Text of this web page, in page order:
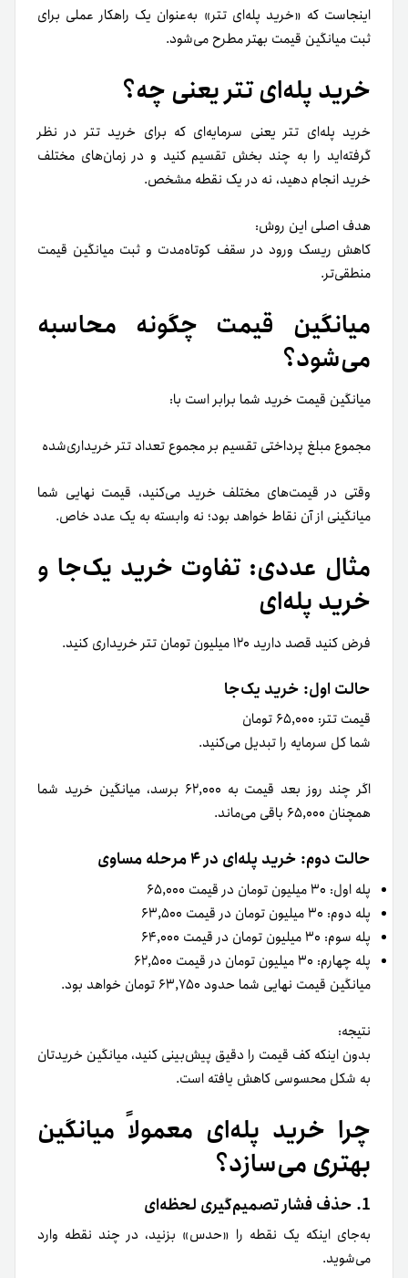
اینجاست که «خرید پله‌ای تتر» به‌عنوان یک راهکار عملی برای
ثبت میانگین قیمت بهتر مطرح می‌شود.
خرید پله‌ای تتر یعنی چه؟
خرید پله‌ای تتر یعنی سرمایه‌ای که برای خرید تتر در نظر
گرفته‌اید را به چند بخش تقسیم کنید و در زمان‌های مختلف
خرید انجام دهید، نه در یک نقطه مشخص.
هدف اصلی این روش:
کاهش ریسک ورود در سقف کوتاه‌مدت و ثبت میانگین قیمت
منطقی‌تر.
میانگین قیمت چگونه محاسبه
می‌شود؟
میانگین قیمت خرید شما برابر است با:
مجموع مبلغ پرداختی تقسیم بر مجموع تعداد تتر خریداری‌شده
وقتی در قیمت‌های مختلف خرید می‌کنید، قیمت نهایی شما
میانگینی از آن نقاط خواهد بود؛ نه وابسته به یک عدد خاص.
مثال عددی: تفاوت خرید یک‌جا و
خرید پله‌ای
فرض کنید قصد دارید ۱۲۰ میلیون تومان تتر خریداری کنید.
حالت اول: خرید یک‌جا
قیمت تتر: ۶۵,۰۰۰ تومان
شما کل سرمایه را تبدیل می‌کنید.
اگر چند روز بعد قیمت به ۶۲,۰۰۰ برسد، میانگین خرید شما
همچنان ۶۵,۰۰۰ باقی می‌ماند.
حالت دوم: خرید پله‌ای در ۴ مرحله مساوی
پله اول: ۳۰ میلیون تومان در قیمت ۶۵,۰۰۰
پله دوم: ۳۰ میلیون تومان در قیمت ۶۳,۵۰۰
پله سوم: ۳۰ میلیون تومان در قیمت ۶۴,۰۰۰
پله چهارم: ۳۰ میلیون تومان در قیمت ۶۲,۵۰۰
میانگین قیمت نهایی شما حدود ۶۳,۷۵۰ تومان خواهد بود.
نتیجه:
بدون اینکه کف قیمت را دقیق پیش‌بینی کنید، میانگین خریدتان
به شکل محسوسی کاهش یافته است.
چرا خرید پله‌ای معمولاً میانگین
بهتری می‌سازد؟
1. حذف فشار تصمیم‌گیری لحظه‌ای
به‌جای اینکه یک نقطه را «حدس» بزنید، در چند نقطه وارد
می‌شوید.